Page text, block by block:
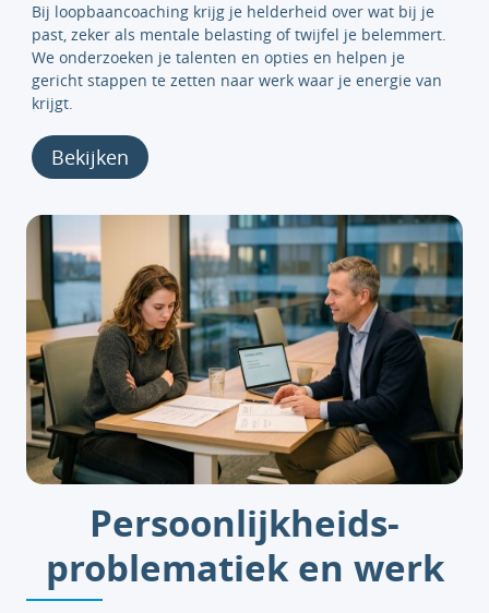
Bij loopbaancoaching krijg je helderheid over wat bij je
past, zeker als mentale belasting of twijfel je belemmert.
We onderzoeken je talenten en opties en helpen je
gericht stappen te zetten naar werk waar je energie van
krijgt.
Bekijken
Persoonlijkheids-
problematiek en werk